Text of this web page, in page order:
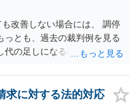
改善しない場合には、 調停
っとも、過去の裁判例を見る
代の足しになる程度に終わっ
求に対する法的対応